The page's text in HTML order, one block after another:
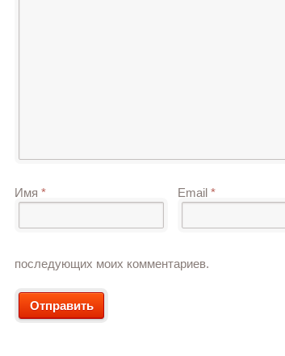
Имя * Email*
последующих моих комментариев.